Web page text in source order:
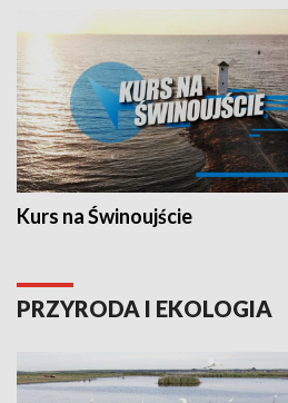
Kurs na Świnoujście
PRZYRODA I EKOLOGIA